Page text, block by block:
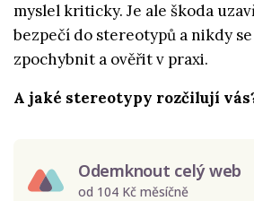
myslel kriticky. Je ale škoda
bezpečí do stereotypů a nikdy
zpochybnit a ověřit v praxi.
A jaké stereotypy rozčilují
Odemknout celý web
od 104 Kč měsíčně